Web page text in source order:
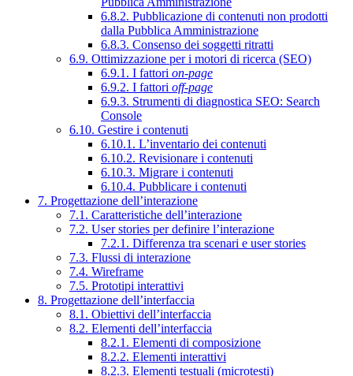
6.8.2. Pubblicazione di contenuti non prodotti
dalla Pubblica Amministrazione
6.8.3. Consenso dei soggetti ritratti
6.9. Ottimizzazione per i motori di ricerca (SEO)
6.9.1. I fattori on-page
6.9.2. I fattori off-page
6.9.3. Strumenti di diagnostica SEO: Search
Console
6.10. Gestire i contenuti
6.10.1. L’inventario dei contenuti
6.10.2. Revisionare i contenuti
6.10.3. Migrare i contenuti
6.10.4. Pubblicare i contenuti
7. Progettazione dell’interazione
7.1. Caratteristiche dell’interazione
7.2. User stories per definire l’interazione
7.2.1. Differenza tra scenari e user stories
7.3. Flussi di interazione
7.4. Wireframe
7.5. Prototipi interattivi
8. Progettazione dell’interfaccia
8.1. Obiettivi dell’interfaccia
8.2. Elementi dell’interfaccia
8.2.1. Elementi di composizione
8.2.2. Elementi interattivi
8.2.3. Elementi testuali (microtesti)